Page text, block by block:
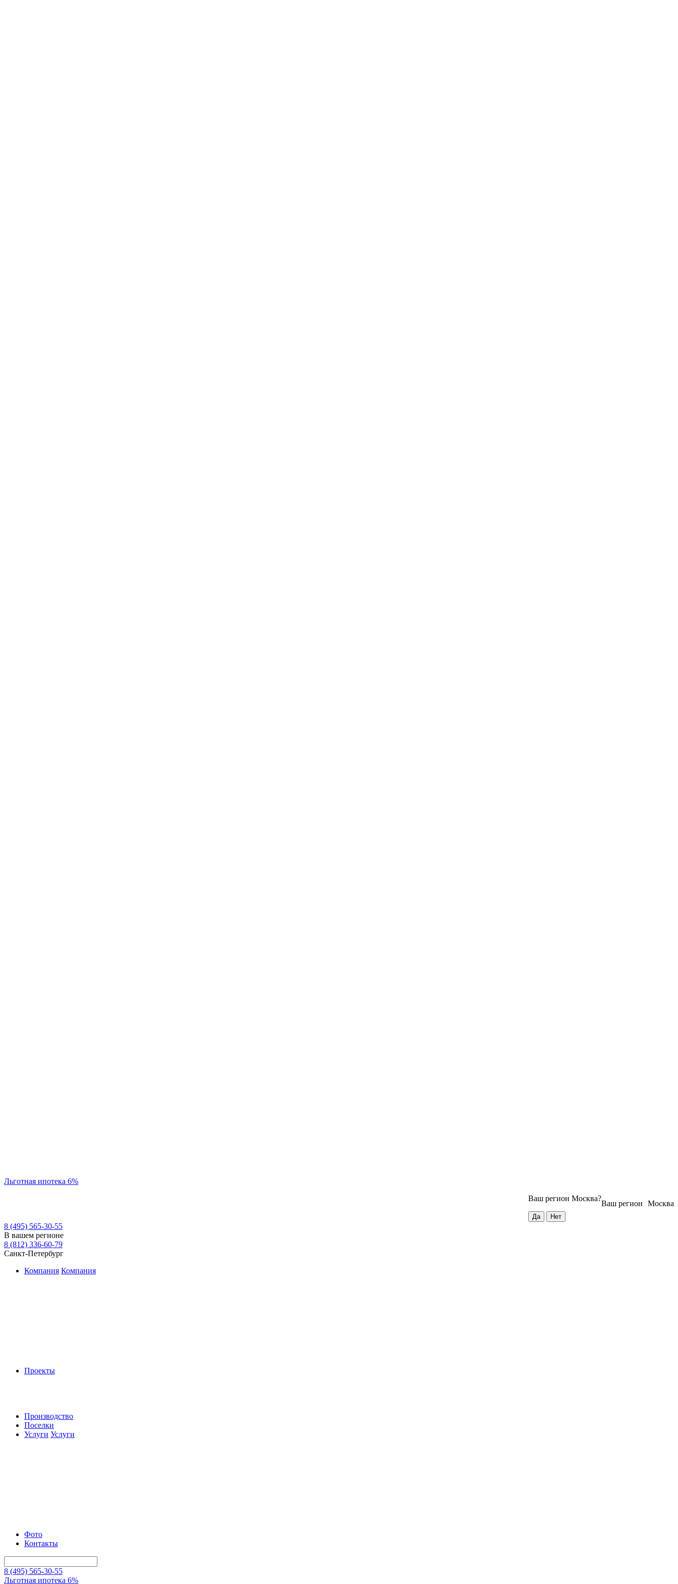
Льготная ипотека 6%
Москва
Ваш регион
Ваш регион Москва?
8 (495) 565-30-55
В вашем регионе
8 (812) 336-60-79
Санкт-Петербург
Компания Компания
Проекты
Производство
Поселки
Услуги Услуги
Фото
Контакты
8 (495) 565-30-55
Льготная ипотека 6%